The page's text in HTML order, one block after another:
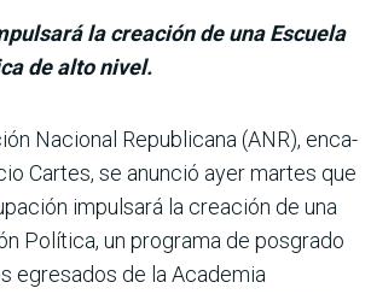
la creación de una Escuela
de alto nivel.
Nacio­nal Republicana (ANR), enca­
Cartes, se anunció ayer martes que
impulsará la creación de una
Política, un programa de posgrado
egresados de la Academia